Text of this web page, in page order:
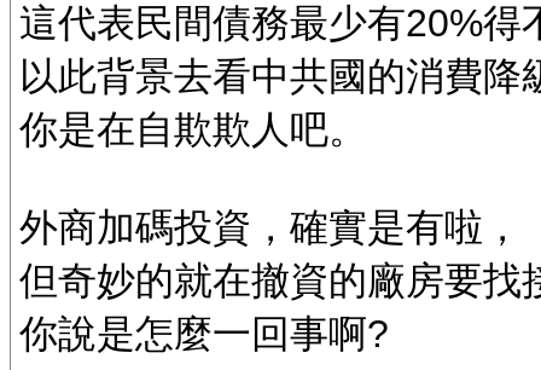
這代表民間債務最少有20%得
以此背景去看中共國的消費
你是在自欺欺人吧。
外商加碼投資，確實是有啦，
但奇妙的就在撤資的廠房要
你說是怎麼一回事啊?